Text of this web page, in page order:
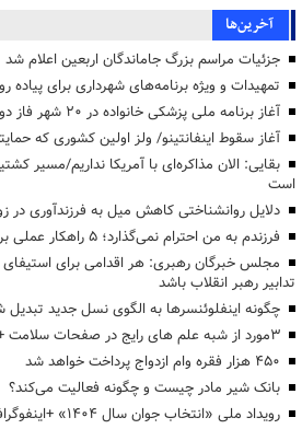
آخرین‌ها
جزئیات مراسم بزرگ جاماندگان اربعین اعلام شد
تمهیدات و ویژه برنامه‌های شهرداری برای پیاده
آغاز برنامه ملی پزشکی خانواده در ۲۰ شهر فاز دوم با حضور «پزشکیان»
آغاز سقوط اینفانتینو/ ولز اولین کشوری که
بقایی: الان مذاکره‌ای با آمریکا نداریم/مسیر
است
دلایل روانشناختی کاهش میل به فرزندآوری در
فرزندم به من احترام نمی‌گذارد؛ ۵ راهکار عملی برای معکوس کردن این رفتار
مجلس خبرگان رهبری: هر اقدامی برای
تدابیر رهبر انقلاب باشد
چگونه اینفلوئنسرها به الگوی نسل جدید تبدیل
3مورد از شبه علم های رایج در صفحات سلامت +اینفوگرافی
۴۵۰ هزار فقره وام ازدواج پرداخت خواهد شد
بانک شیر مادر چیست و چگونه فعالیت می‌کند؟
رویداد ملی «انتخاب جوان سال ۱۴۰۴» +اینفوگرافی